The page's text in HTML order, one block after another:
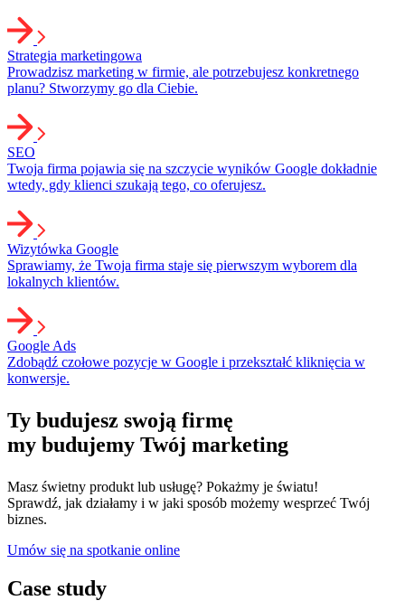
Strategia marketingowa
Prowadzisz marketing w firmie, ale potrzebujesz konkretnego
planu? Stworzymy go dla Ciebie.
SEO
Twoja firma pojawia się na szczycie wyników Google dokładnie
wtedy, gdy klienci szukają tego, co oferujesz.
Wizytówka Google
Sprawiamy, że Twoja firma staje się pierwszym wyborem dla
lokalnych klientów.
Google Ads
Zdobądź czołowe pozycje w Google i przekształć kliknięcia w
konwersje.
Ty budujesz swoją firmę
my budujemy Twój marketing
Masz świetny produkt lub usługę? Pokażmy je światu!
Sprawdź, jak działamy i w jaki sposób możemy wesprzeć Twój
biznes.
Umów się na spotkanie online
Case study